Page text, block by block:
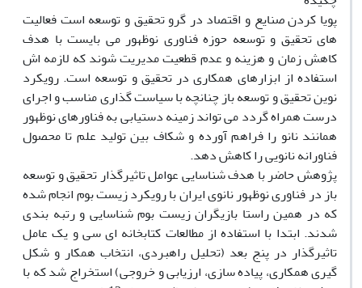
پویا کردن صنایع و اقتصاد در گرو تحقیق و توسعه است فعالیت
های تحقیق و توسعه حوزه فناوری نوظهور می بایست با هدف
کاهش زمان و هزینه و عدم قطعیت مدیریت شوند که لازمه اش
استفاده از ابزارهای همکاری در تحقیق و توسعه است. رویکرد
نوین تحقیق و توسعه باز چنانچه با سیاست گذاری مناسب و اجرای
درست همراه گردد می تواند زمینه دستیابی به فناورهای نوظهور
همانند نانو را فراهم آورده و شکاف بین تولید علم تا محصول
فناورانه نانویی را کاهش دهد.
پژوهش حاضر با هدف شناسایی عوامل تاثیرگذار تحقیق و توسعه
باز در فناوری نوظهور نانوی ایران با رویکرد زیست بوم انجام شده
که در همین راستا بازیگران زیست بوم شناسایی و رتبه بندی
شدند. ابتدا با استفاده از مطالعات کتابخانه ای سی و یک عامل
تاثیرگذار در پنج بعد (تحلیل راهبردی، انتخاب همکار و شکل
گیری همکاری، پیاده سازی، ارزیابی و خروجی) استخراج شد که با